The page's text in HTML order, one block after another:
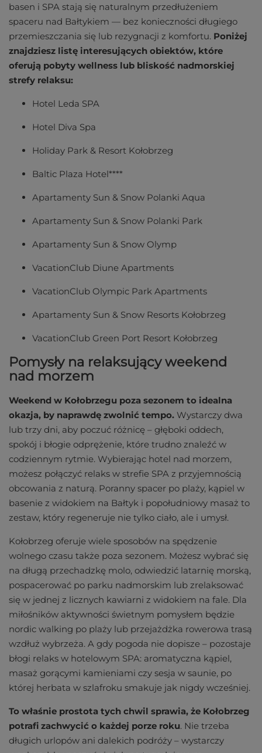
basen i SPA stają się naturalnym przedłużeniem
spaceru nad Bałtykiem — bez konieczności długiego
przemieszczania się lub rezygnacji z komfortu. Poniżej
znajdziesz listę interesujących obiektów, które
oferują pobyty wellness lub bliskość nadmorskiej
strefy relaksu:
Hotel Leda SPA
Hotel Diva Spa
Holiday Park & Resort Kołobrzeg
Baltic Plaza Hotel****
Apartamenty Sun & Snow Polanki Aqua
Apartamenty Sun & Snow Polanki Park
Apartamenty Sun & Snow Olymp
VacationClub Diune Apartments
VacationClub Olympic Park Apartments
Apartamenty Sun & Snow Resorts Kołobrzeg
VacationClub Green Port Resort Kołobrzeg
Pomysły na relaksujący weekend
nad morzem
Weekend w Kołobrzegu poza sezonem to idealna
okazja, by naprawdę zwolnić tempo. Wystarczy dwa
lub trzy dni, aby poczuć różnicę – głęboki oddech,
spokój i błogie odprężenie, które trudno znaleźć w
codziennym rytmie. Wybierając hotel nad morzem,
możesz połączyć relaks w strefie SPA z przyjemnością
obcowania z naturą. Poranny spacer po plaży, kąpiel w
basenie z widokiem na Bałtyk i popołudniowy masaż to
zestaw, który regeneruje nie tylko ciało, ale i umysł.
Kołobrzeg oferuje wiele sposobów na spędzenie
wolnego czasu także poza sezonem. Możesz wybrać się
na długą przechadzkę molo, odwiedzić latarnię morską,
pospacerować po parku nadmorskim lub zrelaksować
się w jednej z licznych kawiarni z widokiem na fale. Dla
miłośników aktywności świetnym pomysłem będzie
nordic walking po plaży lub przejażdżka rowerowa trasą
wzdłuż wybrzeża. A gdy pogoda nie dopisze – pozostaje
błogi relaks w hotelowym SPA: aromatyczna kąpiel,
masaż gorącymi kamieniami czy sesja w saunie, po
której herbata w szlafroku smakuje jak nigdy wcześniej.
To właśnie prostota tych chwil sprawia, że Kołobrzeg
potrafi zachwycić o każdej porze roku. Nie trzeba
długich urlopów ani dalekich podróży – wystarczy